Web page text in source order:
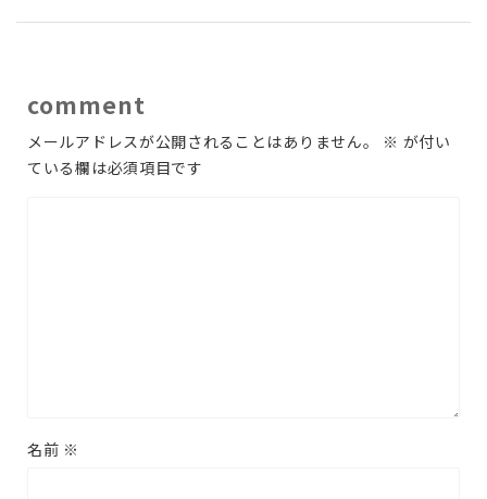
comment
メールアドレスが公開されることはありません。 ※ が付い
ている欄は必須項目です
名前 ※